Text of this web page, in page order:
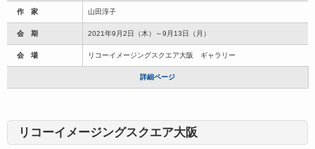
作 家 山田淳子
会 期 2021年9月2日（木）～9月13日（月）
会 場 リコーイメージングスクエア大阪 ギャラリー
詳細ページ
リコーイメージングスクエア大阪